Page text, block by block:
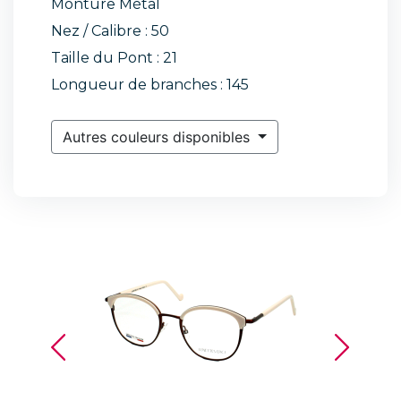
Monture Métal
Nez / Calibre : 50
Taille du Pont : 21
Longueur de branches : 145
Autres couleurs disponibles